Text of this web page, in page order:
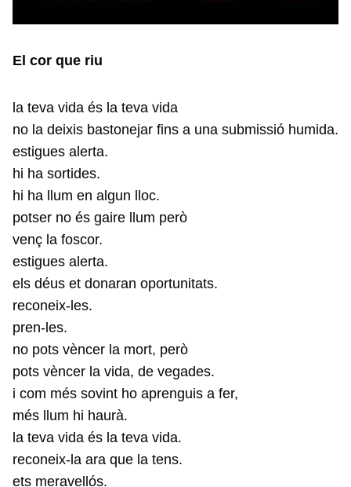
El cor que riu
la teva vida és la teva vida
no la deixis bastonejar fins a una submissió humida.
estigues alerta.
hi ha sortides.
hi ha llum en algun lloc.
potser no és gaire llum però
venç la foscor.
estigues alerta.
els déus et donaran oportunitats.
reconeix-les.
pren-les.
no pots vèncer la mort, però
pots vèncer la vida, de vegades.
i com més sovint ho aprenguis a fer,
més llum hi haurà.
la teva vida és la teva vida.
reconeix-la ara que la tens.
ets meravellós.